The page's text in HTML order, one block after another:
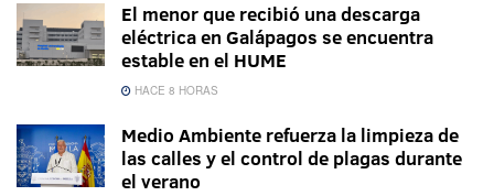
El menor que recibió una descarga
eléctrica en Galápagos se encuentra
estable en el HUME
HACE 8 HORAS
Medio Ambiente refuerza la limpieza de
las calles y el control de plagas durante
el verano